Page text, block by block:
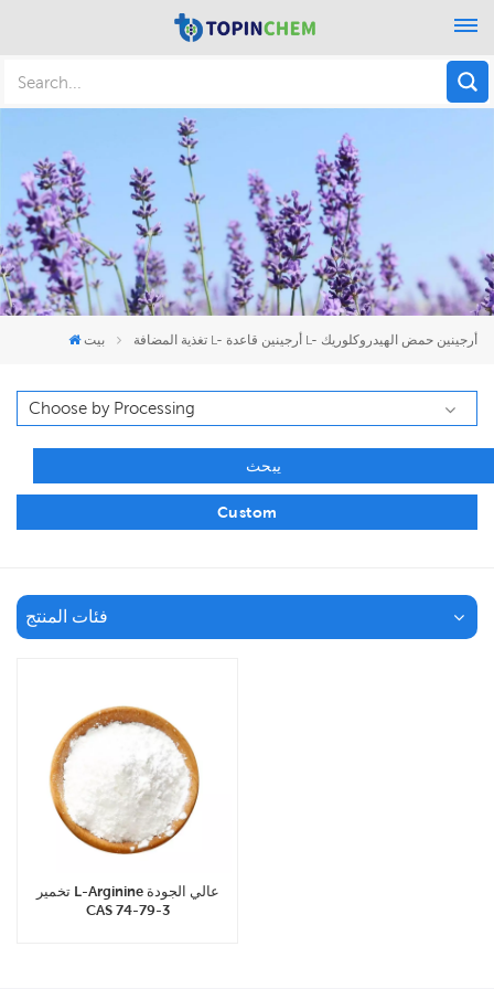
بيت تغذية المضافة L- أرجينين قاعدة L- أرجينين حمض الهيدروكلوريك
يبحث
Custom
فئات المنتج
تخمير L-Arginine عالي الجودة
CAS 74-79-3